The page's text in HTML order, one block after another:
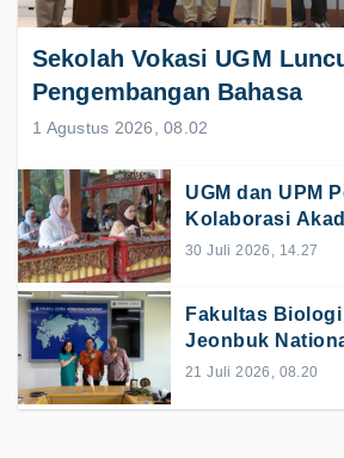
Sekolah Vokasi UGM
Pengembangan Bahasa
1 Agustus 2026, 08.02
UGM dan UPM
Kolaborasi
Pertukaran
30 Juli 2026, 14.27
Fakultas Biologi
Jeonbuk
Buka Peluang
21 Juli 2026, 08.20